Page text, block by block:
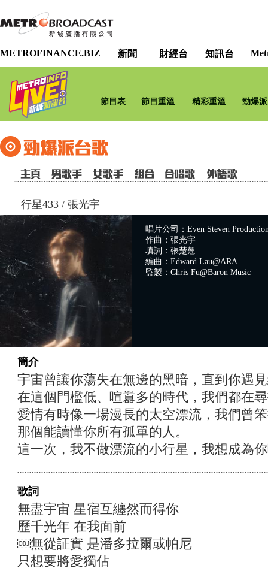
METROFINANCE.BIZ 新聞 財經台 知訊台
節目表 節目重溫 精彩重溫 勁爆
行星433 / 張光宇
唱片公司：Even Steven
作曲：張光宇
填詞：張楚翹
編曲：Edward Lau@ARA
監製：Chris Fu@Baron Music
簡介
宇宙曾讓你蕩失在無邊的黑暗，直到你遇
在這個門檻低、喧囂多的時代，我們都在
愛情有時像一場漫長的太空漂流，我們曾
那個能讀懂你所有孤單的人。
這一次，我不做漂流的小行星，我想成為
歌詞
無盡宇宙 星宿互纏然而得你
歷千光年 在我面前
￼無從証實 是潘多拉爾或帕尼
只想要將愛獨佔